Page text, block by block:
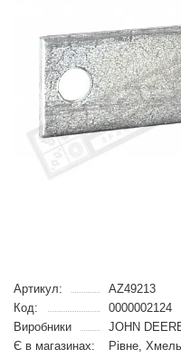
Артикул:
AZ49213
Код:
0000002124
Виробники
JOHN
Є в магазинах:
Рівне,